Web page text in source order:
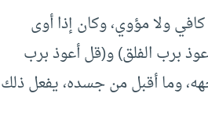
كافي ولا مؤوي، وكان إذا أوى
برب الفلق) و(قل أعوذ برب
وما أقبل من جسده، يفعل ذلك